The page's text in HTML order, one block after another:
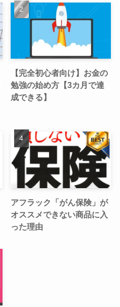
【完全初心者向け】お金の
勉強の始め方【3カ月で達
成できる】
アフラック「がん保険」が
オススメできない商品に入
った理由